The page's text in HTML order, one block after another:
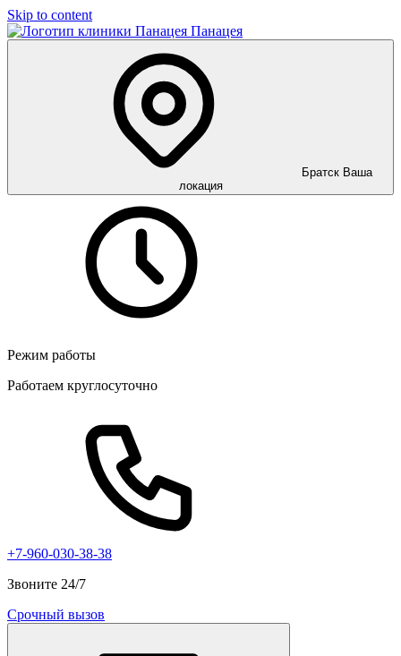
Skip to content
Панацея
Братск Ваша
локация
Режим работы
Работаем круглосуточно
+7-960-030-38-38
Звоните 24/7
Срочный вызов